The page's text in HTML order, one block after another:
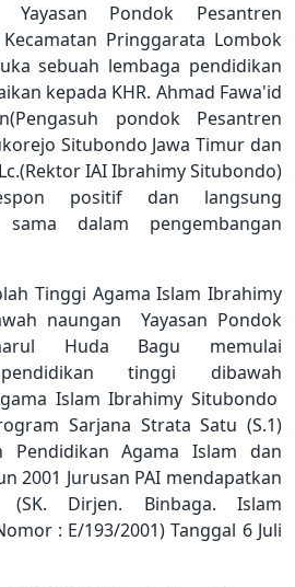
Yayasan Pondok Pesantren
Pringgarata Lombok
sebuah lembaga pendidikan
kepada KHR. Ahmad Fawa'id
pondok Pesantren
Situbondo Jawa Timur dan
IAI Ibrahimy Situbondo)
positif dan langsung
dalam pengembangan
Tinggi Agama Islam Ibrahimy
naungan Yayasan Pondok
Huda Bagu memulai
pendidikan tinggi dibawah
Islam Ibrahimy Situbondo
Sarjana Strata Satu (S.1)
Pendidikan Agama Islam dan
2001 Jurusan PAI mendapatkan
(SK. Dirjen. Binbaga. Islam
: E/193/2001) Tanggal 6 Juli